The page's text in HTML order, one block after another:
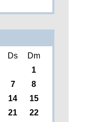
Ds
Dm
1
7
8
14
15
21
22